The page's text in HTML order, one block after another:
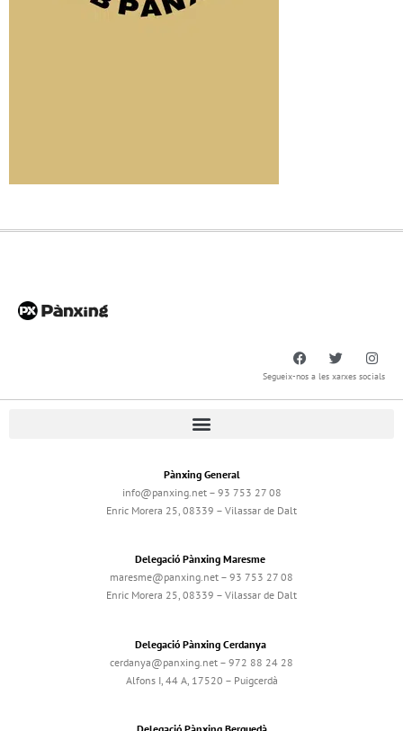
Segueix-nos a les xarxes socials
Pànxing General
info@panxing.net – 93 753 27 08
Enric Morera 25, 08339 – Vilassar de Dalt
Delegació Pànxing Maresme
maresme@panxing.net – 93 753 27 08
Enric Morera 25, 08339 – Vilassar de Dalt
Delegació Pànxing Cerdanya
cerdanya@panxing.net – 972 88 24 28
Alfons I, 44 A, 17520 – Puigcerdà